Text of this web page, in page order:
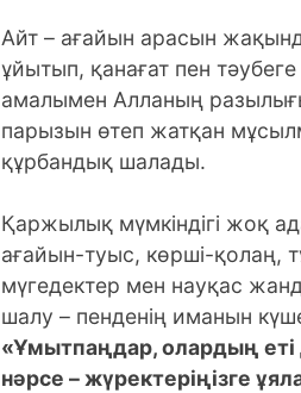
Айт – ағайын арасын
ұйытып, қанағат пен
амалымен Алланың
парызын өтеп жатқан
құрбандық шалады.
Қаржылық мүмкіндігі жоқ
ағайын-туыс, көрші-қолаң,
мүгедектер мен науқас
шалу – пенденің иманын
«Ұмытпаңдар, олардың еті
нәрсе – жүректеріңізге